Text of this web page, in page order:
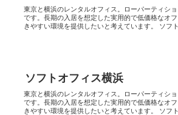
東京と横浜のレンタルオフィス。ローパーティシ
です。長期の入居を想定した実用的で低価格なオ
きやすい環境を提供したいと考えています。 ソフ
ソフトオフィス横浜
東京と横浜のレンタルオフィス。ローパーティシ
です。長期の入居を想定した実用的で低価格なオ
きやすい環境を提供したいと考えています。 ソフ